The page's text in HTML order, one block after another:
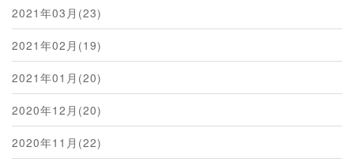
2021年03月(23)
2021年02月(19)
2021年01月(20)
2020年12月(20)
2020年11月(22)